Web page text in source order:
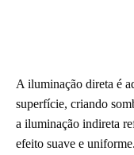
A iluminação direta é
superfície, criando
a iluminação indireta
efeito suave e